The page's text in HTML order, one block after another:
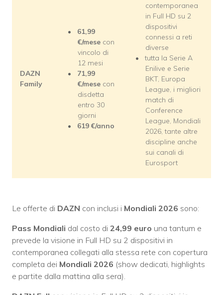
DAZN
Family
61,99
€/mese con
vincolo di
12 mesi
71,99
€/mese con
disdetta
entro 30
giorni
619 €/anno
contemporanea
in Full HD su 2
dispositivi
connessi a reti
diverse
tutta la Serie A
Enilive e Serie
BKT, Europa
League, i migliori
match di
Conference
League, Mondiali
2026, tante altre
discipline anche
sui canali di
Eurosport
Le offerte di DAZN con inclusi i Mondiali 2026 sono:
Pass Mondiali dal costo di 24,99 euro una tantum e
prevede la visione in Full HD su 2 dispositivi in
contemporanea collegati alla stessa rete con copertura
completa dei Mondiali 2026 (show dedicati, highlights
e partite dalla mattina alla sera).